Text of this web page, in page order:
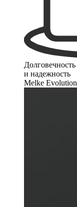
Долговечность
и надежность
Melke Evolution